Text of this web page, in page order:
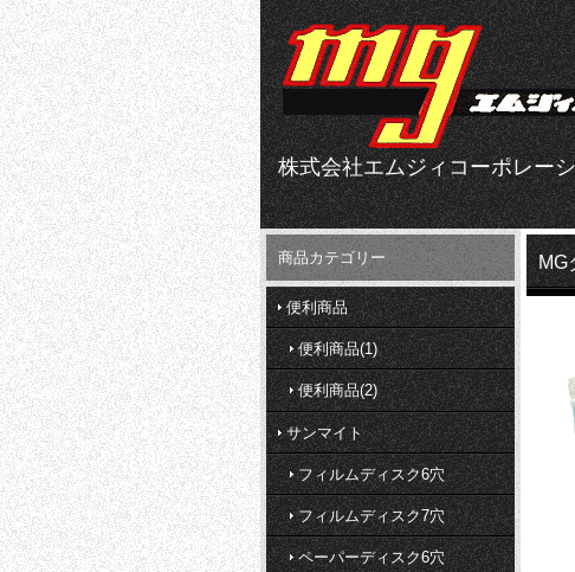
株式会社エムジィコーポレー
MG
商品カテゴリー
便利商品
便利商品(1)
便利商品(2)
サンマイト
フィルムディスク6穴
フィルムディスク7穴
ペーパーディスク6穴